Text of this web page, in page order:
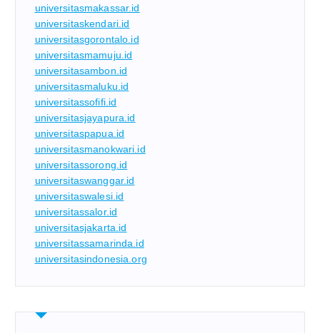
universitasmakassar.id
universitaskendari.id
universitasgorontalo.id
universitasmamuju.id
universitasambon.id
universitasmaluku.id
universitassofifi.id
universitasjayapura.id
universitaspapua.id
universitasmanokwari.id
universitassorong.id
universitaswanggar.id
universitaswalesi.id
universitassalor.id
universitasjakarta.id
universitassamarinda.id
universitasindonesia.org